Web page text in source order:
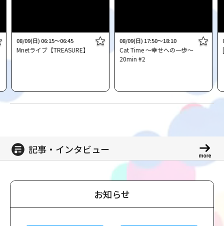
08/09(日) 06:15～06:45
Mnetライブ【TREASURE】
08/09(日) 17:50～18:10
Cat Time ～幸せへの一歩～
20min #2
記事・インタビュー
お知らせ